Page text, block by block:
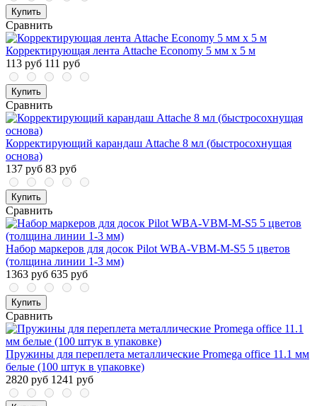
Купить
Сравнить
Корректирующая лента Attache Economy 5 мм x 5 м
113 руб 111 руб
Купить
Сравнить
Корректирующий карандаш Attache 8 мл (быстросохнущая
основа)
137 руб 83 руб
Купить
Сравнить
Набор маркеров для досок Pilot WBA-VBM-M-S5 5 цветов
(толщина линии 1-3 мм)
1363 руб 635 руб
Купить
Сравнить
Пружины для переплета металлические Promega office 11.1 мм
белые (100 штук в упаковке)
2820 руб 1241 руб